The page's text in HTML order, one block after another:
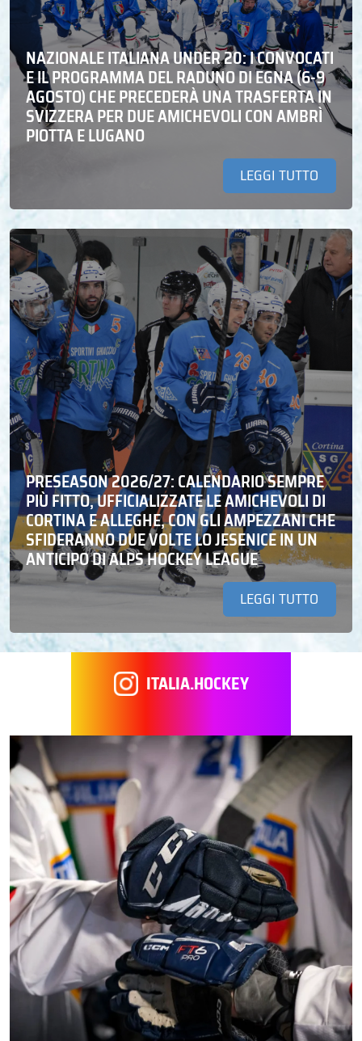
NAZIONALE ITALIANA UNDER 20: I CONVOCATI
E IL PROGRAMMA DEL RADUNO DI EGNA (6-9
AGOSTO) CHE PRECEDERÀ UNA TRASFERTA IN
SVIZZERA PER DUE AMICHEVOLI CON AMBRÌ
PIOTTA E LUGANO
LEGGI TUTTO
PRESEASON 2026/27: CALENDARIO SEMPRE
PIÙ FITTO, UFFICIALIZZATE LE AMICHEVOLI DI
CORTINA E ALLEGHE, CON GLI AMPEZZANI CHE
SFIDERANNO DUE VOLTE LO JESENICE IN UN
ANTICIPO DI ALPS HOCKEY LEAGUE
LEGGI TUTTO
ITALIA.HOCKEY